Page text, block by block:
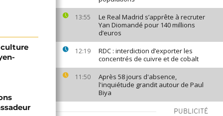
13:55
Le Real Madrid s’apprête à recruter
Yan Diomandé pour 140 millions
d’euros
12:19
RDC : interdiction d’exporter les
concentrés de cuivre et de cobalt
11:50
Après 58 jours d'absence,
l'inquiétude grandit autour de Paul
Biya
PUBLICITÉ